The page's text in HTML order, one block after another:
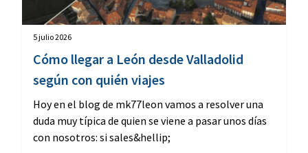
5 julio 2026
Cómo llegar a León desde Valladolid
según con quién viajes
Hoy en el blog de mk77leon vamos a resolver una
duda muy típica de quien se viene a pasar unos días
con nosotros: si sales&hellip;